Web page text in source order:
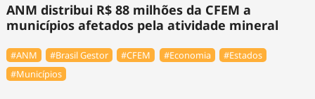
ANM distribui R$ 88 milhões da CFEM a
municípios afetados pela atividade mineral
#ANM #Brasil Gestor #CFEM #Economia
#Estados
#Municípios